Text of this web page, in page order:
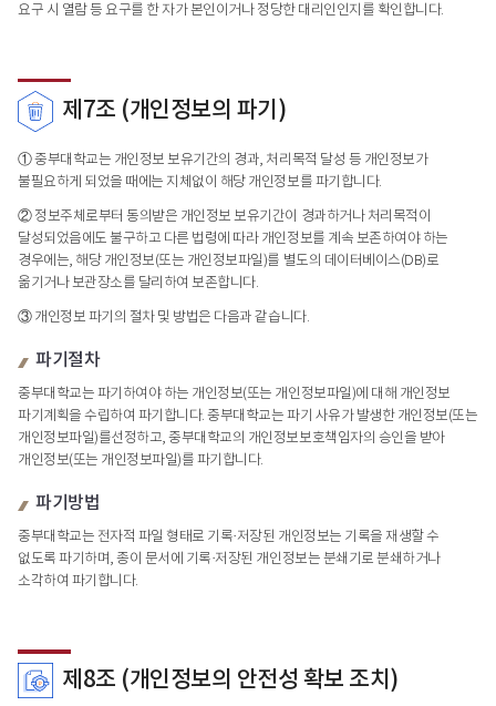
요구 시 열람 등 요구를 한 자가 본인이거나 정당한 대리인인지를 확인합니다.
제7조 (개인정보의 파기)
① 중부대학교는 개인정보 보유기간의 경과, 처리목적 달성 등 개인정보가
불필요하게 되었을 때에는 지체없이 해당 개인정보를 파기합니다.
② 정보주체로부터 동의받은 개인정보 보유기간이 경과하거나 처리목적이
달성되었음에도 불구하고 다른 법령에 따라 개인정보를 계속 보존하여야 하는
경우에는, 해당 개인정보(또는 개인정보파일)를 별도의 데이터베이스(DB)로
옮기거나 보관장소를 달리하여 보존합니다.
③ 개인정보 파기의 절차 및 방법은 다음과 같습니다.
파기절차
중부대학교는 파기하여야 하는 개인정보(또는 개인정보파일)에 대해 개인정보
파기계획을 수립하여 파기합니다. 중부대학교는 파기 사유가 발생한 개인정보(또는
개인정보파일)를선정하고, 중부대학교의 개인정보보호책임자의 승인을 받아
개인정보(또는 개인정보파일)를 파기합니다.
파기방법
중부대학교는 전자적 파일 형태로 기록·저장된 개인정보는 기록을 재생할 수
없도록 파기하며, 종이 문서에 기록·저장된 개인정보는 분쇄기로 분쇄하거나
소각하여 파기합니다.
제8조 (개인정보의 안전성 확보 조치)